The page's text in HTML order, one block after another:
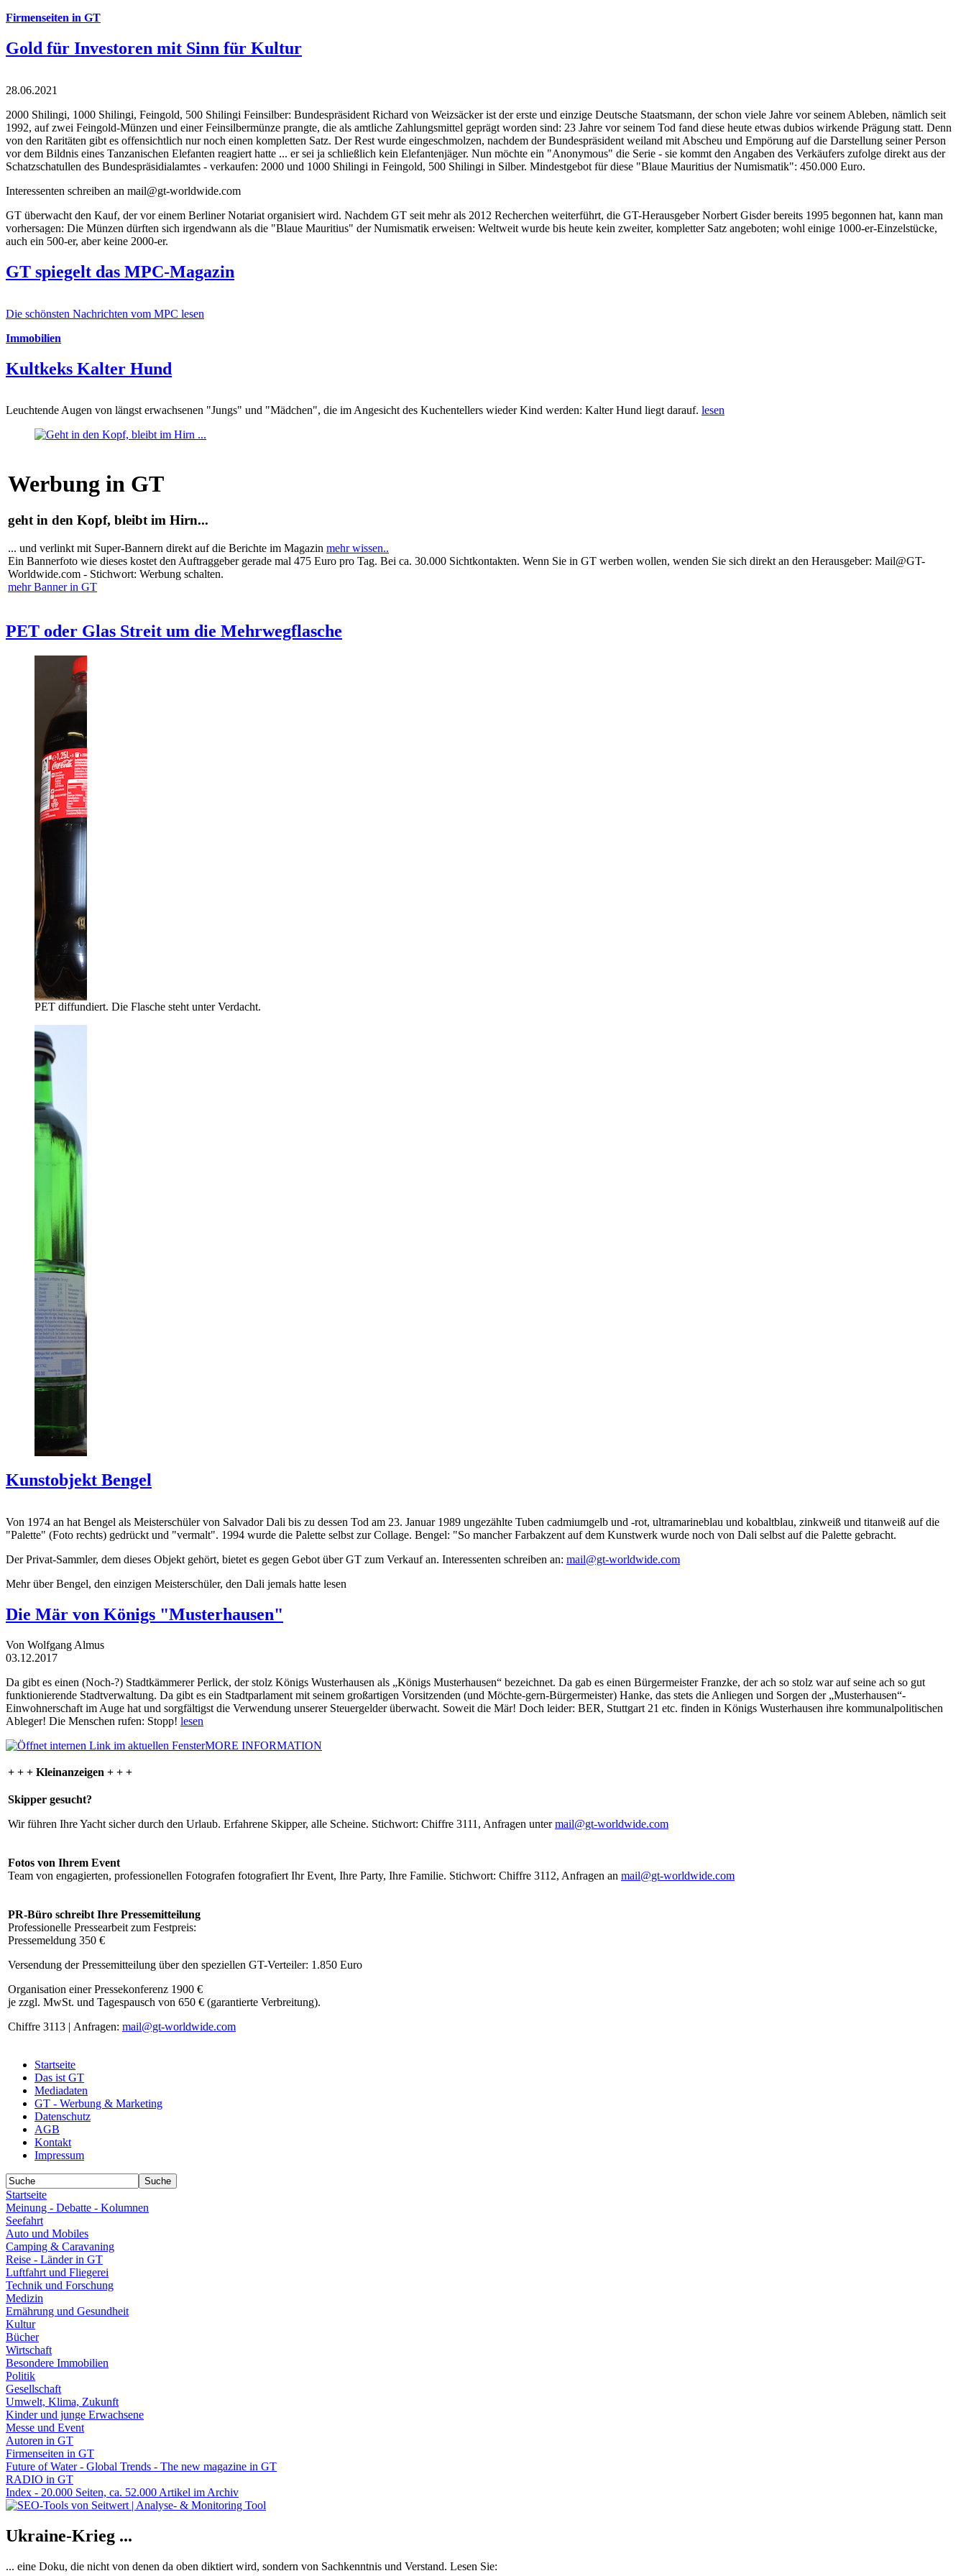
Firmenseiten in GT
Gold für Investoren mit Sinn für Kultur
28.06.2021
2000 Shilingi, 1000 Shilingi, Feingold, 500 Shilingi Feinsilber: Bundespräsident Richard von Weizsäcker ist der erste und einzige Deutsche Staatsmann, der schon viele Jahre vor seinem Ableben, nämlich seit
1992, auf zwei Feingold-Münzen und einer Feinsilbermünze prangte, die als amtliche Zahlungsmittel geprägt worden sind: 23 Jahre vor seinem Tod fand diese heute etwas dubios wirkende Prägung statt. Denn
von den Raritäten gibt es offensichtlich nur noch einen kompletten Satz. Der Rest wurde eingeschmolzen, nachdem der Bundespräsident weiland mit Abscheu und Empörung auf die Darstellung seiner Person
vor dem Bildnis eines Tanzanischen Elefanten reagiert hatte ... er sei ja schließlich kein Elefantenjäger. Nun möchte ein "Anonymous" die Serie - sie kommt den Angaben des Verkäufers zufolge direkt aus der
Schatzschatullen des Bundespräsidialamtes - verkaufen: 2000 und 1000 Shilingi in Feingold, 500 Shilingi in Silber. Mindestgebot für diese "Blaue Mauritius der Numismatik": 450.000 Euro.
Interessenten schreiben an mail@gt-worldwide.com
GT überwacht den Kauf, der vor einem Berliner Notariat organisiert wird. Nachdem GT seit mehr als 2012 Recherchen weiterführt, die GT-Herausgeber Norbert Gisder bereits 1995 begonnen hat, kann man
vorhersagen: Die Münzen dürften sich irgendwann als die "Blaue Mauritius" der Numismatik erweisen: Weltweit wurde bis heute kein zweiter, kompletter Satz angeboten; wohl einige 1000-er-Einzelstücke,
auch ein 500-er, aber keine 2000-er.
GT spiegelt das MPC-Magazin
Die schönsten Nachrichten vom MPC lesen
Immobilien
Kultkeks Kalter Hund
Leuchtende Augen von längst erwachsenen "Jungs" und "Mädchen", die im Angesicht des Kuchentellers wieder Kind werden: Kalter Hund liegt darauf. lesen
Werbung in GT
geht in den Kopf, bleibt im Hirn...
... und verlinkt mit Super-Bannern direkt auf die Berichte im Magazin mehr wissen..
Ein Bannerfoto wie dieses kostet den Auftraggeber gerade mal 475 Euro pro Tag. Bei ca. 30.000 Sichtkontakten. Wenn Sie in GT werben wollen, wenden Sie sich direkt an den Herausgeber: Mail@GT-
Worldwide.com - Stichwort: Werbung schalten.
mehr Banner in GT
PET oder Glas Streit um die Mehrwegflasche
PET diffundiert. Die Flasche steht unter Verdacht.
Kunstobjekt Bengel
Von 1974 an hat Bengel als Meisterschüler von Salvador Dali bis zu dessen Tod am 23. Januar 1989 ungezählte Tuben cadmiumgelb und -rot, ultramarineblau und kobaltblau, zinkweiß und titanweiß auf die
"Palette" (Foto rechts) gedrückt und "vermalt". 1994 wurde die Palette selbst zur Collage. Bengel: "So mancher Farbakzent auf dem Kunstwerk wurde noch von Dali selbst auf die Palette gebracht.
Der Privat-Sammler, dem dieses Objekt gehört, bietet es gegen Gebot über GT zum Verkauf an. Interessenten schreiben an: mail@gt-worldwide.com
Mehr über Bengel, den einzigen Meisterschüler, den Dali jemals hatte lesen
Die Mär von Königs "Musterhausen"
Von Wolfgang Almus
03.12.2017
Da gibt es einen (Noch-?) Stadtkämmerer Perlick, der stolz Königs Wusterhausen als „Königs Musterhausen“ bezeichnet. Da gab es einen Bürgermeister Franzke, der ach so stolz war auf seine ach so gut
funktionierende Stadtverwaltung. Da gibt es ein Stadtparlament mit seinem großartigen Vorsitzenden (und Möchte-gern-Bürgermeister) Hanke, das stets die Anliegen und Sorgen der „Musterhausen“-
Einwohnerschaft im Auge hat und sorgfältigst die Verwendung unserer Steuergelder überwacht. Soweit die Mär! Doch leider: BER, Stuttgart 21 etc. finden in Königs Wusterhausen ihre kommunalpolitischen
Ableger! Die Menschen rufen: Stopp! lesen
MORE INFORMATION
+ + + Kleinanzeigen + + +
Skipper gesucht?
Wir führen Ihre Yacht sicher durch den Urlaub. Erfahrene Skipper, alle Scheine. Stichwort: Chiffre 3111, Anfragen untermail@gt-worldwide.com
Fotos von Ihrem Event
Team von engagierten, professionellen Fotografen fotografiert Ihr Event, Ihre Party, Ihre Familie. Stichwort: Chiffre 3112, Anfragen an mail@gt-worldwide.com
PR-Büro schreibt Ihre Pressemitteilung
Professionelle Pressearbeit zum Festpreis:
Pressemeldung 350 €
Versendung der Pressemitteilung über den speziellen GT-Verteiler: 1.850 Euro
Organisation einer Pressekonferenz 1900 €
je zzgl. MwSt. und Tagespausch von 650 € (garantierte Verbreitung).
Chiffre 3113 | Anfragen: mail@gt-worldwide.com
Startseite
Das ist GT
Mediadaten
GT - Werbung & Marketing
Datenschutz
AGB
Kontakt
Impressum
Startseite
Meinung - Debatte - Kolumnen
Seefahrt
Auto und Mobiles
Camping & Caravaning
Reise - Länder in GT
Luftfahrt und Fliegerei
Technik und Forschung
Medizin
Ernährung und Gesundheit
Kultur
Bücher
Wirtschaft
Besondere Immobilien
Politik
Gesellschaft
Umwelt, Klima, Zukunft
Kinder und junge Erwachsene
Messe und Event
Autoren in GT
Firmenseiten in GT
Future of Water - Global Trends - The new magazine in GT
RADIO in GT
Index - 20.000 Seiten, ca. 52.000 Artikel im Archiv
Ukraine-Krieg ...
... eine Doku, die nicht von denen da oben diktiert wird, sondern von Sachkenntnis und Verstand. Lesen Sie: